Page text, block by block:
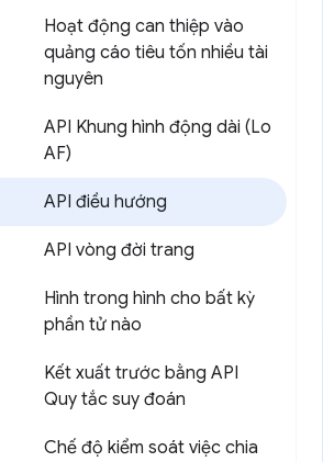
Hoạt động can thiệp vào
quảng cáo tiêu tốn nhiều tài
nguyên
API Khung hình động dài (Lo
AF)
API điều hướng
API vòng đời trang
Hình trong hình cho bất kỳ
phần tử nào
Kết xuất trước bằng API
Quy tắc suy đoán
Chế độ kiểm soát việc chia